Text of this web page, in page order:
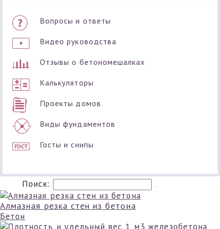
Вопросы и ответы
Видео руководства
Отзывы о бетономешалках
Калькуляторы
Проекты домов
Виды фундаментов
Госты и снипы
Поиск:
Алмазная резка стен из бетона
Бетон